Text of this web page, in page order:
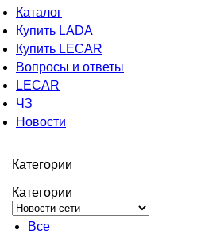
Каталог
Купить LADA
Купить LECAR
Вопросы и ответы
LECAR
ЧЗ
Новости
Категории
Категории
Все